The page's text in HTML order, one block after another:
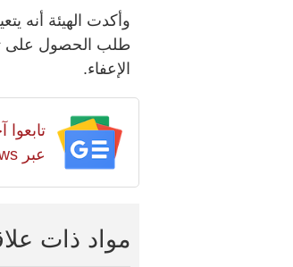
وأكدت الهيئة أنه
طلب الحصول على
الإعفاء.
عبر Google news
مواد ذات